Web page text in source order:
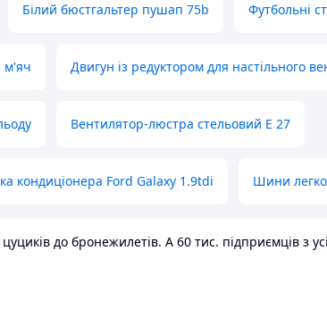
Білий бюстгальтер пушап 75b Футбольні
м'яч Двигун із редуктором для настільного
Вентилятор-люстра стельовий E 27
кондиціонера Ford Galaxy 1.9tdi Шини
до бронежилетів. А 60 тис. підприємців з